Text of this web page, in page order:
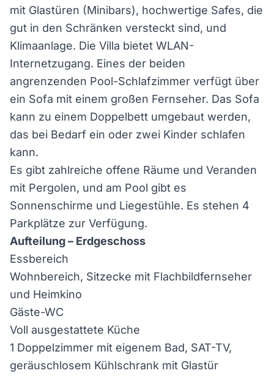
mit Glastüren (Minibars), hochwertige Safes, die
gut in den Schränken versteckt sind, und
Klimaanlage. Die Villa bietet WLAN-
Internetzugang. Eines der beiden
angrenzenden Pool-Schlafzimmer verfügt über
ein Sofa mit einem großen Fernseher. Das Sofa
kann zu einem Doppelbett umgebaut werden,
das bei Bedarf ein oder zwei Kinder schlafen
kann.
Es gibt zahlreiche offene Räume und Veranden
mit Pergolen, und am Pool gibt es
Sonnenschirme und Liegestühle. Es stehen 4
Parkplätze zur Verfügung.
Aufteilung – Erdgeschoss
Essbereich
Wohnbereich, Sitzecke mit Flachbildfernseher
und Heimkino
Gäste-WC
Voll ausgestattete Küche
1 Doppelzimmer mit eigenem Bad, SAT-TV,
geräuschlosem Kühlschrank mit Glastür